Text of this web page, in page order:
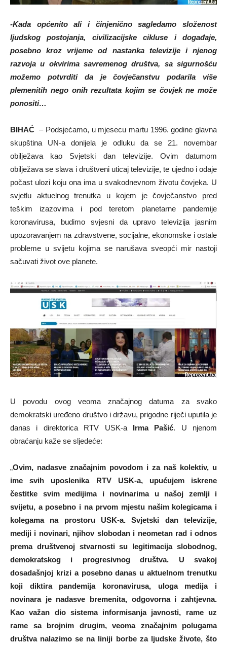
-Kada općenito ali i činjenično sagledamo složenost
ljudskog postojanja, civilizacijske cikluse i događaje,
posebno kroz vrijeme od nastanka televizije i njenog
razvoja u okvirima savremenog društva, sa sigurnošću
možemo potvrditi da je čovječanstvu podarila više
plemenitih nego onih rezultata kojim se čovjek ne može
ponositi…
BIHAĆ – Podsjećamo, u mjesecu martu 1996. godine glavna
skupština UN-a donijela je odluku da se 21. novembar
obilježava kao Svjetski dan televizije. Ovim datumom
obilježava se slava i društveni uticaj televizije, te ujedno i odaje
počast ulozi koju ona ima u svakodnevnom životu čovjeka. U
svjetlu aktuelnog trenutka u kojem je čovječanstvo pred
teškim izazovima i pod teretom planetarne pandemije
koronavirusa, budimo svjesni da upravo televizija jasnim
upozoravanjem na zdravstvene, socijalne, ekonomske i ostale
probleme u svijetu kojima se narušava sveopći mir nastoji
sačuvati život ove planete.
U povodu ovog veoma značajnog datuma za svako
demokratski uređeno društvo i državu, prigodne riječi uputila je
danas i direktorica RTV USK-a Irma Pašić. U njenom
obraćanju kaže se sljedeće:
„Ovim, nadasve značajnim povodom i za naš kolektiv, u
ime svih uposlenika RTV USK-a, upućujem iskrene
čestitke svim medijima i novinarima u našoj zemlji i
svijetu, a posebno i na prvom mjestu našim kolegicama i
kolegama na prostoru USK-a. Svjetski dan televizije,
mediji i novinari, njihov slobodan i neometan rad i odnos
prema društvenoj stvarnosti su legitimacija slobodnog,
demokratskog i progresivnog društva. U svakoj
dosadašnjoj krizi a posebno danas u aktuelnom trenutku
koji diktira pandemija koronavirusa, uloga medija i
novinara je nadasve bremenita, odgovorna i zahtjevna.
Kao važan dio sistema informisanja javnosti, rame uz
rame sa brojnim drugim, veoma značajnim polugama
društva nalazimo se na liniji borbe za ljudske živote, što